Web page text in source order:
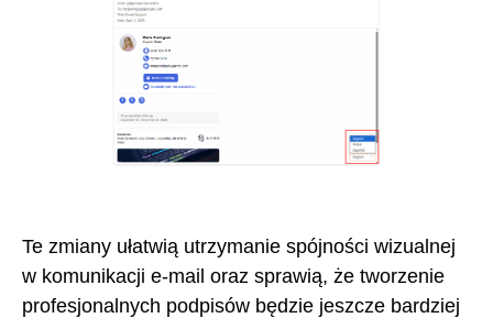
Te zmiany ułatwią utrzymanie spójności wizualnej
w komunikacji e-mail oraz sprawią, że tworzenie
profesjonalnych podpisów będzie jeszcze bardziej